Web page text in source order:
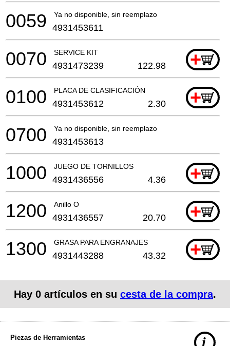
Ya no disponible, sin reemplazo
0059 4931453611
SERVICE KIT +
0070 4931473239 122.98
PLACA DE CLASIFICACIÓN +
0100 4931453612 2.30
Ya no disponible, sin reemplazo
0700 4931453613
JUEGO DE TORNILLOS +
1000 4931436556 4.36
Anillo O +
1200 4931436557 20.70
GRASA PARA ENGRANAJES +
1300 4931443288 43.32
Hay 0 artículos en su cesta de la compra.
Piezas de Herramientas
i